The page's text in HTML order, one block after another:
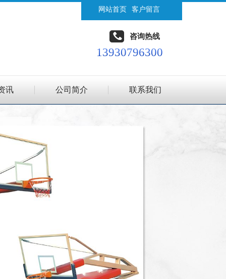
网站首页 客户留言
咨询热线
13930796300
讯 公司简介 联系我们